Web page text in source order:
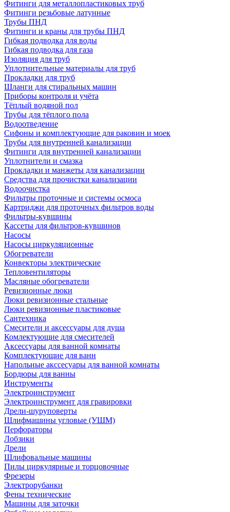
Фитинги для металлопластиковых труб
Фитинги резьбовые латунные
Трубы ПНД
Фитинги и краны для трубы ПНД
Гибкая подводка для воды
Гибкая подводка для газа
Изоляция для труб
Уплотнительные материалы для труб
Прокладки для труб
Шланги для стиральных машин
Приборы контроля и учёта
Тёплый водяной пол
Трубы для тёплого пола
Водоотведение
Сифоны и комплектующие для раковин и моек
Трубы для внутренней канализации
Фитинги для внутренней канализации
Уплотнители и смазка
Прокладки и манжеты для канализации
Средства для прочистки канализации
Водоочистка
Фильтры проточные и системы осмоса
Картриджи для проточных фильтров воды
Фильтры-кувшины
Кассеты для фильтров-кувшинов
Насосы
Насосы циркуляционные
Обогреватели
Конвекторы электрические
Тепловентиляторы
Масляные обогреватели
Ревизионные люки
Люки ревизионные стальные
Люки ревизионные пластиковые
Сантехника
Смесители и аксессуары для душа
Комлектующие для смесителей
Аксессуары для ванной комнаты
Комплектующие для ванн
Напольные акссесуары для ванной комнаты
Бордюры для ванны
Инструменты
Электроинструмент
Электроинструмент для гравировки
Дрели-шуруповерты
Шлифмашины угловые (УШМ)
Перфораторы
Лобзики
Дрели
Шлифовальные машины
Пилы циркулярные и торцовочные
Фрезеры
Электрорубанки
Фены технические
Машины для заточки